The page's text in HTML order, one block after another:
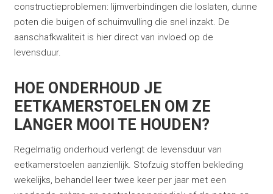
constructieproblemen: lijmverbindingen die loslaten, dunne
poten die buigen of schuimvulling die snel inzakt. De
aanschafkwaliteit is hier direct van invloed op de
levensduur.
HOE ONDERHOUD JE
EETKAMERSTOELEN OM ZE
LANGER MOOI TE HOUDEN?
Regelmatig onderhoud verlengt de levensduur van
eetkamerstoelen aanzienlijk. Stofzuig stoffen bekleding
wekelijks, behandel leer twee keer per jaar met een